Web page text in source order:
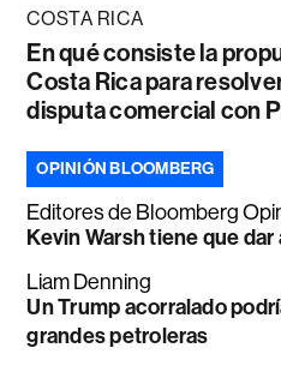
COSTA RICA
En qué consiste la
Costa Rica para
disputa comercial con
OPINIÓN BLOOMBERG
Editores de Bloomberg
Kevin Warsh tiene que
Liam Denning
Un Trump acorralado
grandes petroleras